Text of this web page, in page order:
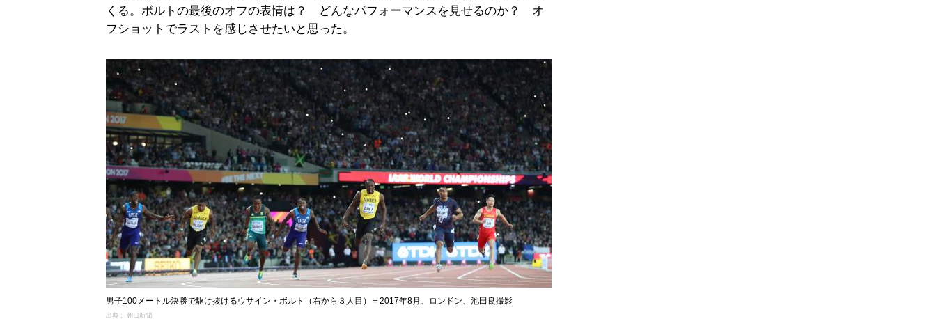
くる。ボルトの最後のオフの表情は？ どんなパフォーマンスを見せるのか？ オ
フショットでラストを感じさせたいと思った。
男子100メートル決勝で駆け抜けるウサイン・ボルト（右から３人目）＝2017年8月、ロンドン、池田良撮影
出典： 朝日新聞